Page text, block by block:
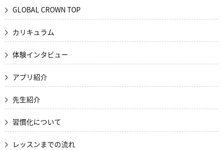
GLOBAL CROWN TOP
カリキュラム
体験インタビュー
アプリ紹介
先生紹介
習慣化について
レッスンまでの流れ